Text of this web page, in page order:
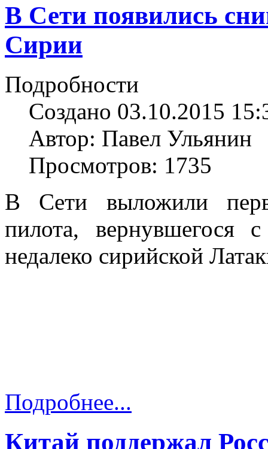
В Сети появились
Сирии
Подробности
Создано 03.10.2015
Автор: Павел Ульянин
Просмотров: 1735
В Сети выложили
пилота, вернувшегося
недалеко сирийской
Подробнее...
Китай поддержал